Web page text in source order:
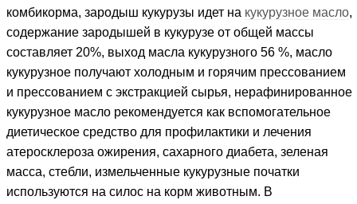
комбикорма, зародыш кукурузы идет на кукурузное масло,
содержание зародышей в кукурузе от общей массы
составляет 20%, выход масла кукурузного 56 %, масло
кукурузное получают холодным и горячим прессованием
и прессованием с экстракцией сырья, нерафинированное
кукурузное масло рекомендуется как вспомогательное
диетическое средство для профилактики и лечения
атеросклероза ожирения, сахарного диабета, зеленая
масса, стебли, измельченные кукурузные початки
используются на силос на корм животным. В